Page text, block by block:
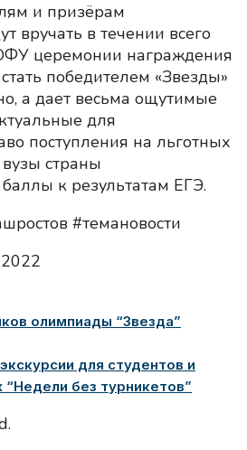
и призёрам
вручать в течении всего
церемонии награждения
победителем «Звезды»
а дает весьма ощутимые
для
поступления на льготных
страны
к результатам ЕГЭ.
#темановости
олимпиады “Звезда”
для студентов и
без турникетов”